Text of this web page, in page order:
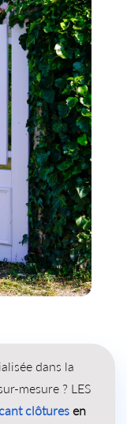
dans la
mesure ? LES
clôtures en